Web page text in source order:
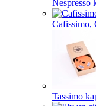
Nespresso
Cafissimo,
Tassimo